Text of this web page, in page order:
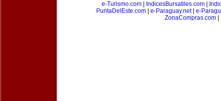
e-Turismo.com| IndicesBursatiles.com|
PuntaDelEste.com| e-Paraguay.net| e-
ZonaCompras.com